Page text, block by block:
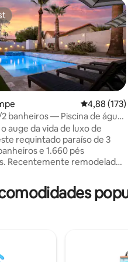
de 5, 146 avaliações
4,88 de
4,88 (173)
banheiros — Piscina de água
bilhar
auge da vida de luxo de
requintado paraíso de 3
e 1.660 pés
Recentemente remodelado,
TVs inteligentes de 58
e uma cozinha moderna com
inteligente de movimento